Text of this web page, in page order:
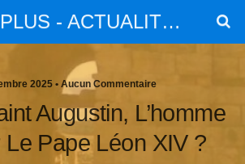
INFOSPLUS - ACTUALITES et INFOS
2025 • Aucun Commentaire
Augustin, L’homme
Le Pape Léon XIV ?